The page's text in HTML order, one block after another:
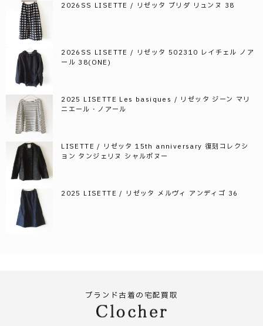
2026SS LISETTE / リゼッタ ブリダ リュンヌ 38
2026SS LISETTE / リゼッタ 502310 レイチェル ノア
ール 38(ONE)
2025 LISETTE Les basiques / リゼッタ ジーン マリ
ニエール・ノアール
LISETTE / リゼッタ 15th anniversary 復刻コレクシ
ョン タンジェリヌ シャルボヌー
2025 LISETTE / リゼッタ メルヴィ アンディゴ 36
ブランド古着の宅配買取